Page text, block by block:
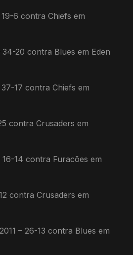
6 contra Chiefs em
20 contra Blues em Eden
17 contra Chiefs em
contra Crusaders em
14 contra Furacões em
contra Crusaders em
– 26-13 contra Blues em